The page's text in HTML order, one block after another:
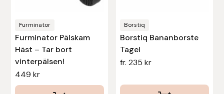
Furminator
Furminator Pälskam
Häst – Tar bort
vinterpälsen!
449kr
Borstiq
Borstiq Bananborste
Tagel
fr. 235 kr
produktsidan